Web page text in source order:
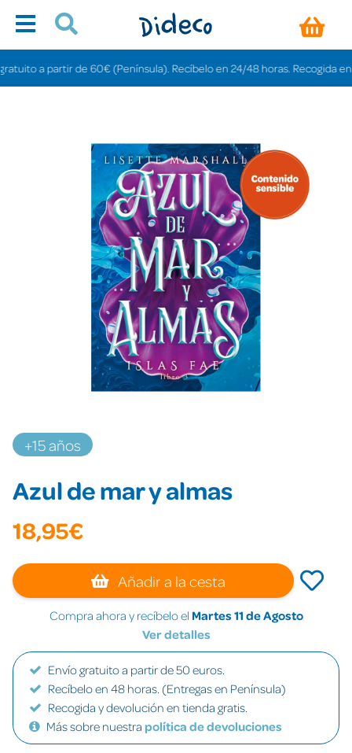
a partir de 60€ (Península). Recíbelo en 24/48 horas. Recogida en
+15 años
Azul de mar y almas
18,95€
Añadir a la cesta
Compra ahora y recíbelo el Martes 11 de Agosto
Ver detalles
Envío gratuito a partir de 50 euros.
Recíbelo en 48 horas. (Entregas en Península)
Recogida y devolución en tienda gratis.
Más sobre nuestra política de devoluciones